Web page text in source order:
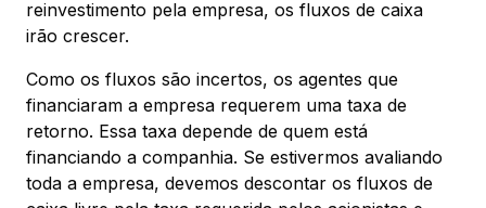
reinvestimento pela empresa, os fluxos de caixa
irão crescer.
Como os fluxos são incertos, os agentes que
financiaram a empresa requerem uma taxa de
retorno. Essa taxa depende de quem está
financiando a companhia. Se estivermos avaliando
toda a empresa, devemos descontar os fluxos de